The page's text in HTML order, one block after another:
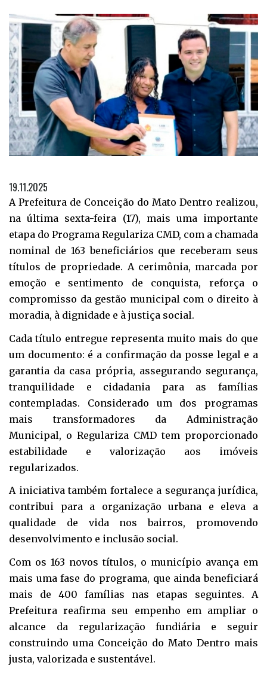
19.11.2025
A Prefeitura de Conceição do Mato Dentro realizou,
na última sexta-feira (17), mais uma importante
etapa do Programa Regulariza CMD, com a chamada
nominal de 163 beneficiários que receberam seus
títulos de propriedade. A cerimônia, marcada por
emoção e sentimento de conquista, reforça o
compromisso da gestão municipal com o direito à
moradia, à dignidade e à justiça social.
Cada título entregue representa muito mais do que
um documento: é a confirmação da posse legal e a
garantia da casa própria, assegurando segurança,
tranquilidade e cidadania para as famílias
contempladas. Considerado um dos programas
mais transformadores da Administração
Municipal, o Regulariza CMD tem proporcionado
estabilidade e valorização aos imóveis
regularizados.
A iniciativa também fortalece a segurança jurídica,
contribui para a organização urbana e eleva a
qualidade de vida nos bairros, promovendo
desenvolvimento e inclusão social.
Com os 163 novos títulos, o município avança em
mais uma fase do programa, que ainda beneficiará
mais de 400 famílias nas etapas seguintes. A
Prefeitura reafirma seu empenho em ampliar o
alcance da regularização fundiária e seguir
construindo uma Conceição do Mato Dentro mais
justa, valorizada e sustentável.